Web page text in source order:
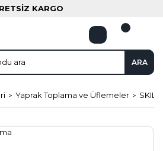
KARGO
ARA
Yaprak Toplama ve Üflemeler SKIL